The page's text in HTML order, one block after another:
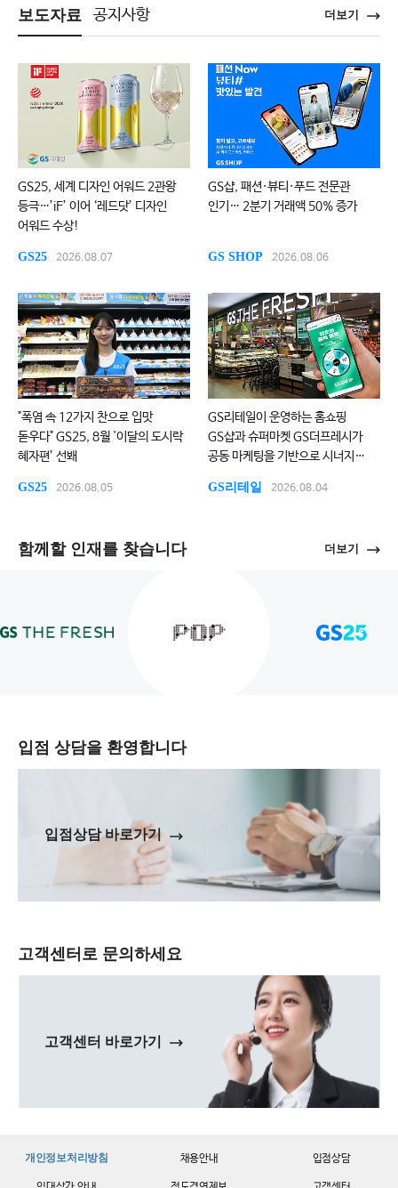
보도자료
GS25, 세계 디자인 어워드 2관왕
등극…’iF’ 이어 ‘레드닷’ 디자인
어워드 수상!
GS25 2026.08.07
GS샵, 패션·뷰티·푸드 전문관
인기… 2분기 거래액 50% 증가
GS SHOP 2026.08.06
"폭염 속 12가지 찬으로 입맛
돋우다" GS25, 8월 '이달의 도시락
혜자편’ 선봬
GS25 2026.08.05
GS리테일이 운영하는 홈쇼핑
GS샵과 슈퍼마켓 GS더프레시가
공동 마케팅을 기반으로 시너지
GS리테일 2026.08.04
더보기
공지사항
함께할 인재를 찾습니다 더보기
입점 상담을 환영합니다
입점상담 바로가기
고객센터로 문의하세요
고객센터 바로가기
개인정보처리방침 채용안내 입점상담